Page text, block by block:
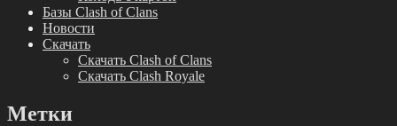
Базы Clash of Clans
Новости
Скачать
Скачать Clash of Clans
Скачать Clash Royale
Метки